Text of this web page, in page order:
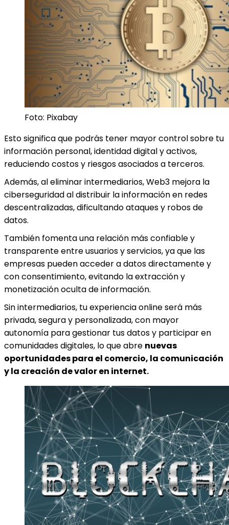
Foto: Pixabay
Esto significa que podrás tener mayor control sobre tu
información personal, identidad digital y activos,
reduciendo costos y riesgos asociados a terceros.
Además, al eliminar intermediarios, Web3 mejora la
ciberseguridad al distribuir la información en redes
descentralizadas, dificultando ataques y robos de
datos.
También fomenta una relación más confiable y
transparente entre usuarios y servicios, ya que las
empresas pueden acceder a datos directamente y
con consentimiento, evitando la extracción y
monetización oculta de información.
Sin intermediarios, tu experiencia online será más
privada, segura y personalizada, con mayor
autonomía para gestionar tus datos y participar en
comunidades digitales, lo que abre nuevas
oportunidades para el comercio, la comunicación
y la creación de valor en internet.